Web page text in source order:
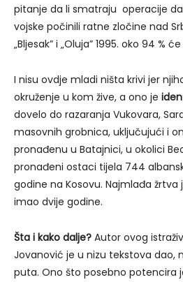
pitanje da li smatraju operacije
vojske počinili ratne zločine nad
„Bljesak” i „Oluja” 1995. oko 94 %
I nisu ovdje mladi ništa krivi jer
okruženje u kom žive, a ono je
dovelo do razaranja Vukovara,
masovnih grobnica, uključujući i
pronađenu u Batajnici, u okolici
pronađeni ostaci tijela 744
godine na Kosovu. Najmlađa žrtva
imao dvije godine.
Šta i kako dalje? Autor ovog
Jovanović je u nizu tekstova dao,
puta. Ono što posebno potencira